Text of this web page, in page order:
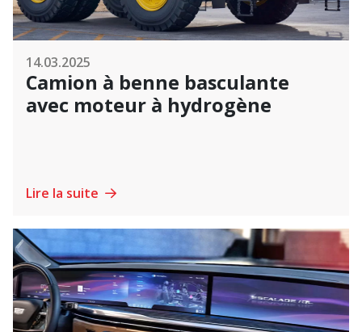
14.03.2025
Camion à benne basculante
avec moteur à hydrogène
Lire la suite